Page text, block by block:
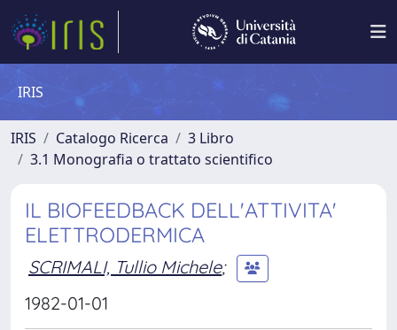
IRIS
IRIS Catalogo Ricerca
3 Libro
3.1 Monografia o trattato scientifico
IL BIOFEEDBACK DELL'ATTIVITA'
ELETTRODERMICA
SCRIMALI, Tullio Michele;
1982-01-01